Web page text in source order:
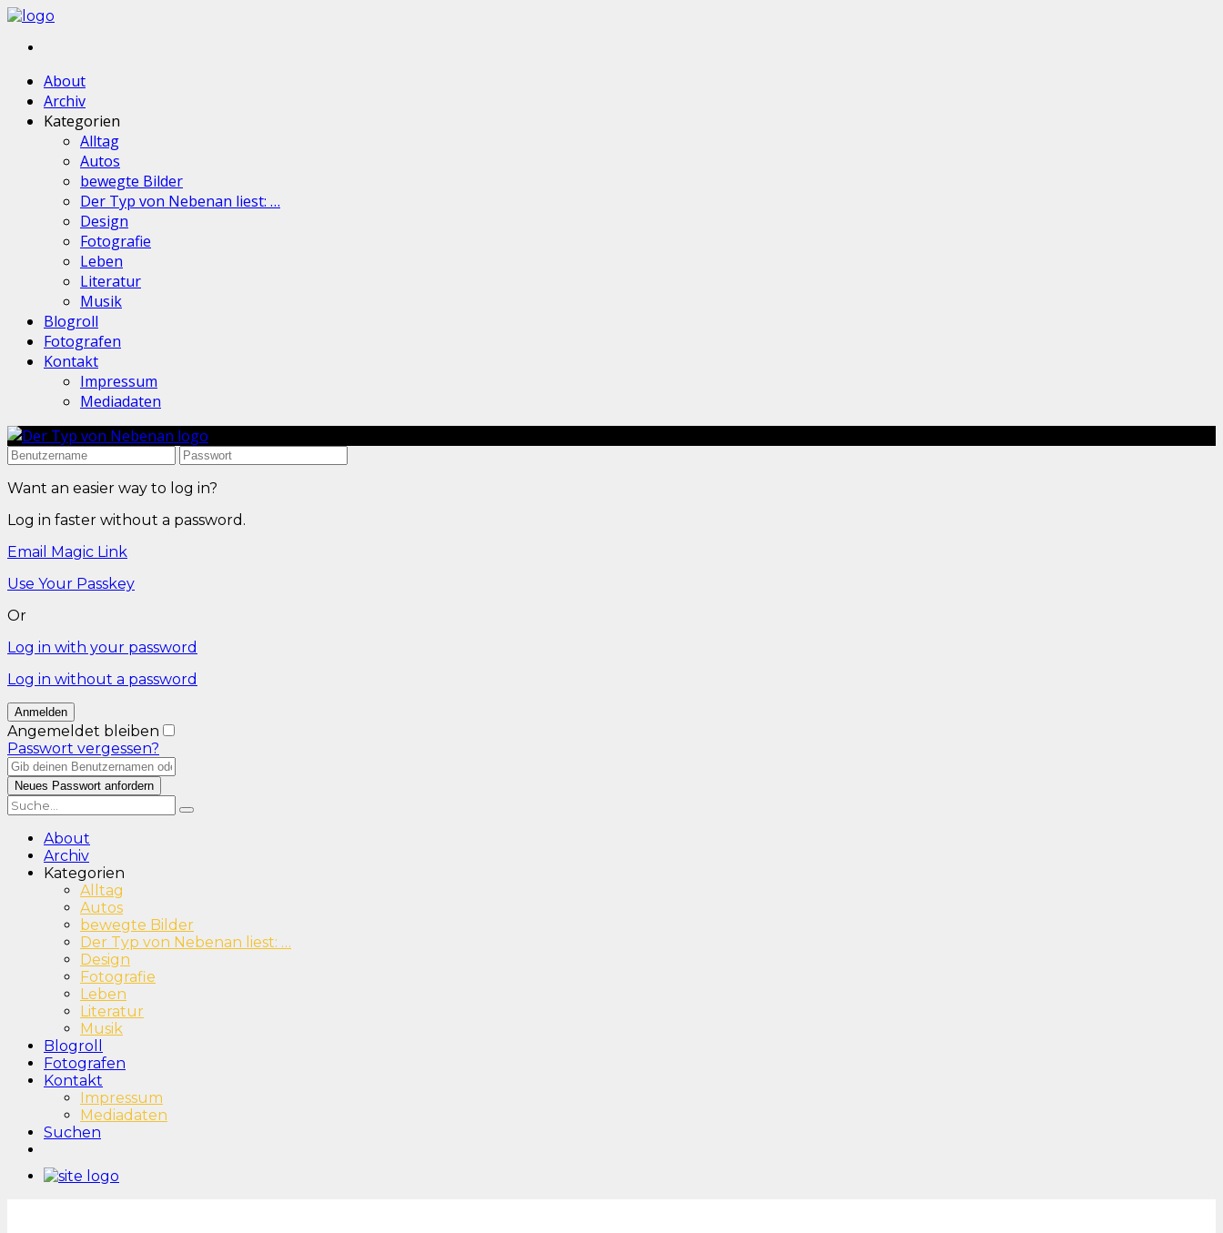
About
Archiv
Kategorien
Alltag
Autos
bewegte Bilder
Der Typ von Nebenan liest: …
Design
Fotografie
Leben
Literatur
Musik
Blogroll
Fotografen
Kontakt
Impressum
Mediadaten
Want an easier way to log in?
Log in faster without a password.
Email Magic Link
Use Your Passkey
Or
Log in with your password
Log in without a password
Angemeldet bleiben
Passwort vergessen?
About
Archiv
Kategorien
Alltag
Autos
bewegte Bilder
Der Typ von Nebenan liest: …
Design
Fotografie
Leben
Literatur
Musik
Blogroll
Fotografen
Kontakt
Impressum
Mediadaten
Suchen